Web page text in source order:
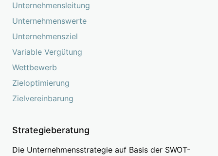
Unternehmensleitung
Unternehmenswerte
Unternehmensziel
Variable Vergütung
Wettbewerb
Zieloptimierung
Zielvereinbarung
Strategieberatung
Die Unternehmensstrategie auf Basis der SWOT-